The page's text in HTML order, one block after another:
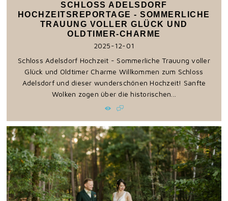
SCHLOSS ADELSDORF
HOCHZEITSREPORTAGE - SOMMERLICHE
TRAUUNG VOLLER GLÜCK UND
OLDTIMER-CHARME
2025-12-01
Schloss Adelsdorf Hochzeit - Sommerliche Trauung voller
Glück und Oldtimer Charme Willkommen zum Schloss
Adelsdorf und dieser wunderschönen Hochzeit! Sanfte
Wolken zogen über die historischen...